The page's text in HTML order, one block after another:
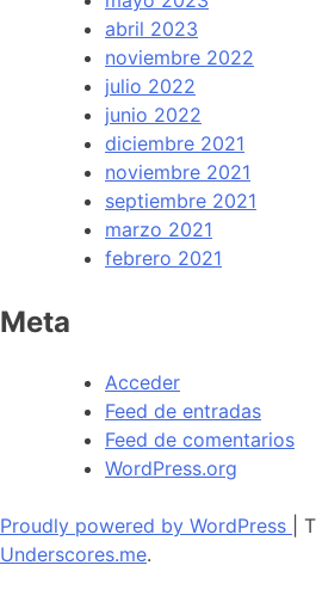
abril 2023
noviembre 2022
julio 2022
junio 2022
diciembre 2021
noviembre 2021
septiembre 2021
marzo 2021
febrero 2021
Meta
Acceder
Feed de entradas
Feed de comentarios
WordPress.org
Proudly powered by WordPress
Underscores.me.